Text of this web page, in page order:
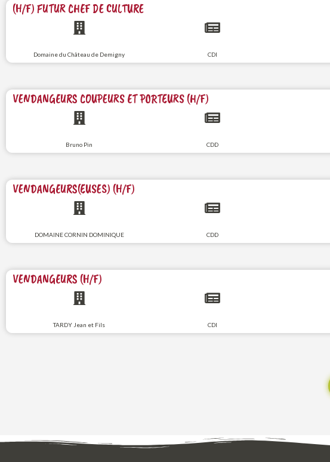
(H/F) FUTUR CHEF DE CULTURE
Domaine du Château de Demigny CDI
VENDANGEURS COUPEURS ET PORTEURS (H/F)
Bruno Pin CDD
VENDANGEURS(EUSES) (H/F)
DOMAINE CORNIN DOMINIQUE CDD
VENDANGEURS (H/F)
TARDY Jean et Fils CDI